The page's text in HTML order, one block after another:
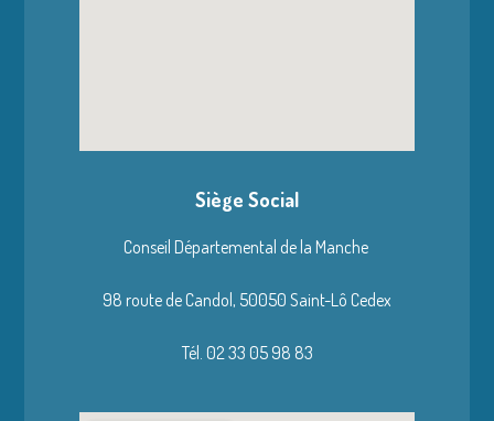
Siège Social
Conseil Départemental de la Manche
98 route de Candol, 50050 Saint-Lô Cedex
Tél. 02 33 05 98 83